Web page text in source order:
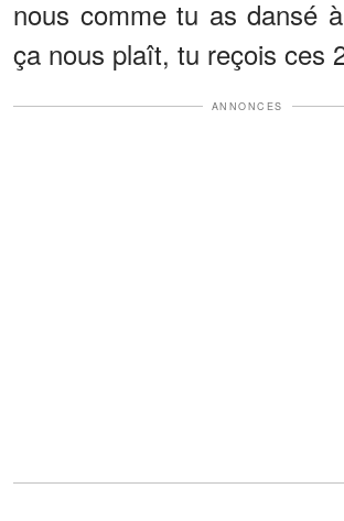
nous comme tu as dansé
ça nous plaît, tu reçois ces
ANNONCES